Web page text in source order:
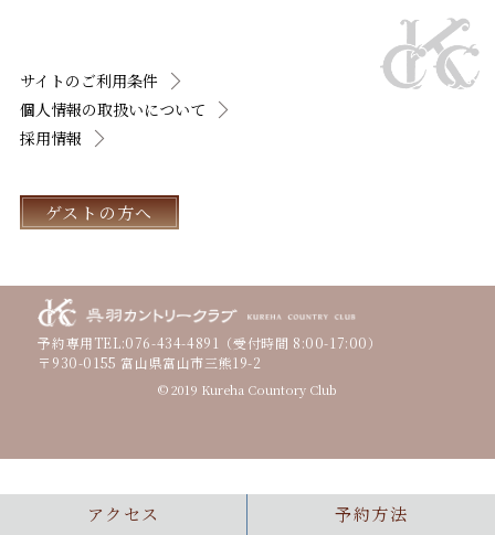
サイトのご利用条件
個人情報の取扱いについて
採用情報
ゲストの方へ
予約専用TEL:076-434-4891 （受付時間 8:00-17:00）
〒930-0155 富山県富山市三熊19-2
© 2019 Kureha Countory Club
アクセス 予約方法